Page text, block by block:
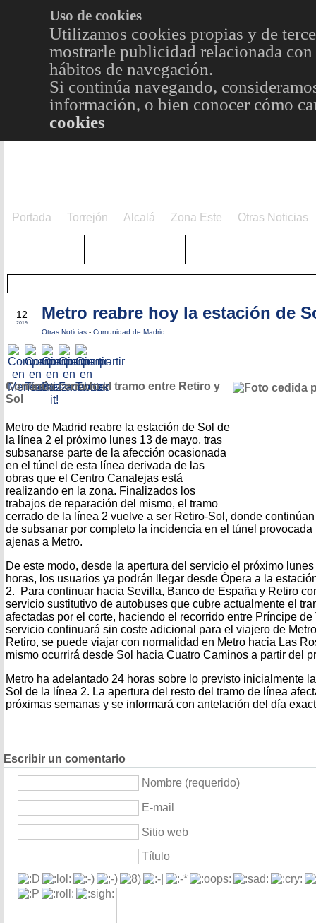
Uso de cookies
Utilizamos cookies propias y de
mostrarle publicidad relacionada
hábitos de navegación.
Si continúa navegando,
información, o bien conocer cómo
cookies
Portada Torrejón Alcalá Zona Este Otras Noticias
12
2019
Metro reabre hoy la estación de
Otras Noticias - Comunidad de Madrid
Continúa cerrado el tramo entre Retiro y
Sol
Metro de Madrid reabre la estación de Sol de
la línea 2 el próximo lunes 13 de mayo, tras
subsanarse parte de la afección ocasionada
en el túnel de esta línea derivada de las
obras que el Centro Canalejas está
realizando en la zona. Finalizados los
trabajos de reparación del mismo, el tramo
cerrado de la línea 2 vuelve a ser Retiro-Sol, donde
de subsanar por completo la incidencia en el túnel
ajenas a Metro.
De este modo, desde la apertura del servicio el próximo
horas, los usuarios ya podrán llegar desde Ópera a la
2. Para continuar hacia Sevilla, Banco de España y Retiro
servicio sustitutivo de autobuses que cubre actualmente el
afectadas por el corte, haciendo el recorrido entre Príncipe
servicio continuará sin coste adicional para el viajero de
Retiro, se puede viajar con normalidad en Metro hacia Las
mismo ocurrirá desde Sol hacia Cuatro Caminos a partir del
Metro ha adelantado 24 horas sobre lo previsto inicialmente
Sol de la línea 2. La apertura del resto del tramo de línea
próximas semanas y se informará con antelación del día
Escribir un comentario
Nombre (requerido)
E-mail
Sitio web
Título